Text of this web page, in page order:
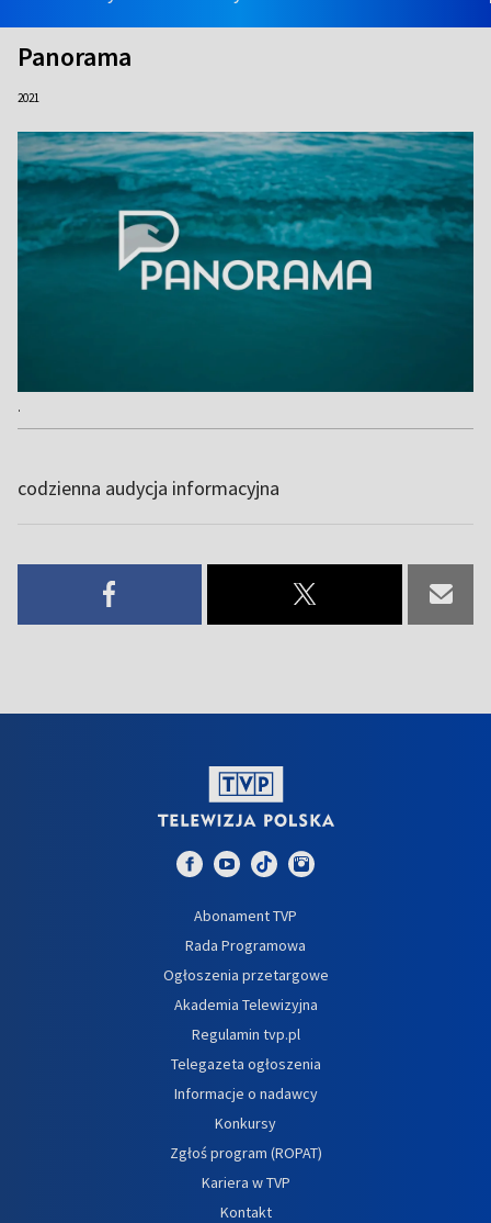
Panorama
2021
.
codzienna audycja informacyjna
Abonament TVP
Rada Programowa
Ogłoszenia przetargowe
Akademia Telewizyjna
Regulamin tvp.pl
Telegazeta ogłoszenia
Informacje o nadawcy
Konkursy
Zgłoś program (ROPAT)
Kariera w TVP
Kontakt